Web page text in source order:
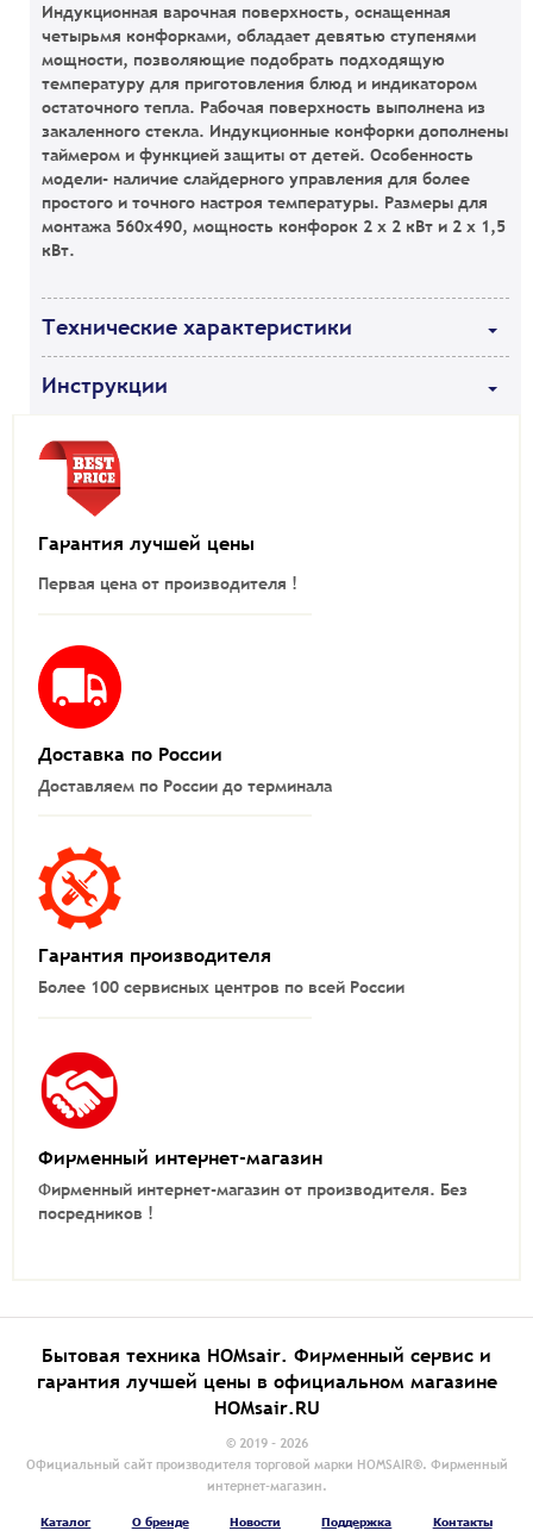
Индукционная варочная поверхность, оснащенная
четырьмя конфорками, обладает девятью ступенями
мощности, позволяющие подобрать подходящую
температуру для приготовления блюд и индикатором
остаточного тепла. Рабочая поверхность выполнена из
закаленного стекла. Индукционные конфорки дополнены
таймером и функцией защиты от детей. Особенность
модели- наличие слайдерного управления для более
простого и точного настроя температуры. Размеры для
монтажа 560х490, мощность конфорок 2 х 2 кВт и 2 х 1,5
кВт.
Технические характеристики
Инструкции
Гарантия лучшей цены
Первая цена от производителя !
Доставка по России
Доставляем по России до терминала
Гарантия производителя
Более 100 сервисных центров по всей России
Фирменный интернет-магазин
Фирменный интернет-магазин от производителя. Без
посредников !
Бытовая техника HOMsair. Фирменный сервис и
гарантия лучшей цены в официальном магазине
HOMsair.RU
© 2019 - 2026
Официальный сайт производителя торговой марки HOMSAIR®. Фирменный
интернет-магазин.
Каталог О бренде Новости Поддержка Контакты